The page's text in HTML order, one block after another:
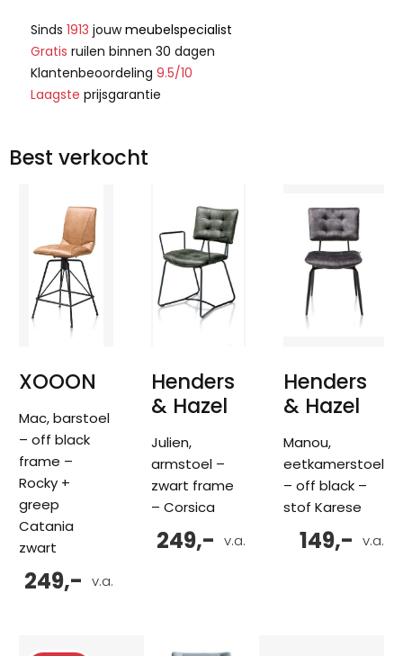
Sinds 1913 jouwmeubelspecialist
Gratis ruilen binnen 30 dagen
Klantenbeoordeling 9.5/10
Laagste prijsgarantie
Best verkocht
XOOON
Mac, barstoel
– off black
frame –
Rocky +
greep
Catania
zwart
v.a.
249,-
Henders
& Hazel
Julien,
armstoel –
zwart frame
– Corsica
v.a.
249,-
Henders
& Hazel
Manou,
eetkamerstoel
– off black –
stof Karese
v.a.
149,-